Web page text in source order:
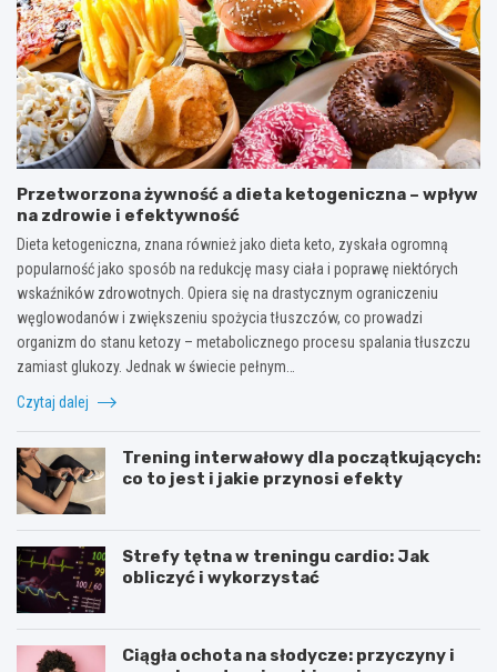
Przetworzona żywność a dieta ketogeniczna – wpływ
na zdrowie i efektywność
Dieta ketogeniczna, znana również jako dieta keto, zyskała ogromną
popularność jako sposób na redukcję masy ciała i poprawę niektórych
wskaźników zdrowotnych. Opiera się na drastycznym ograniczeniu
węglowodanów i zwiększeniu spożycia tłuszczów, co prowadzi
organizm do stanu ketozy – metabolicznego procesu spalania tłuszczu
zamiast glukozy. Jednak w świecie pełnym…
Czytaj dalej
Trening interwałowy dla początkujących:
co to jest i jakie przynosi efekty
Strefy tętna w treningu cardio: Jak
obliczyć i wykorzystać
Ciągła ochota na słodycze: przyczyny i